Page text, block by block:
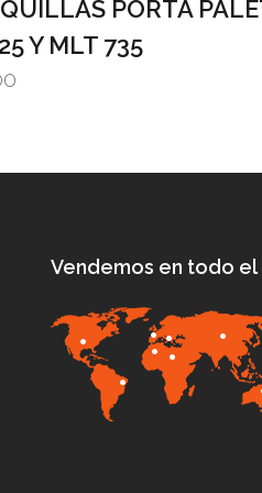
PORTA
Y MLT 735
Vendemos en todo el